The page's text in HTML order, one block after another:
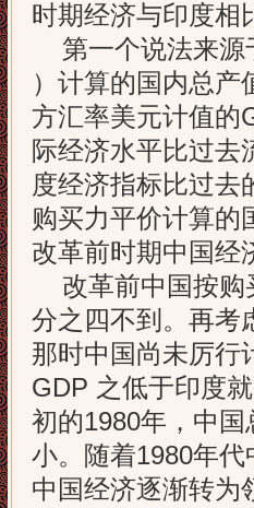
时期经济与印度相
第一个说法来源
）计算的国内总产
方汇率美元计值的
际经济水平比过去
度经济指标比过去
购买力平价计算的
改革前时期中国经
改革前中国按购
分之四不到。再考
那时中国尚未厉行
GDP 之低于印度
初的1980年，中
小。随着1980年
中国经济逐渐转为